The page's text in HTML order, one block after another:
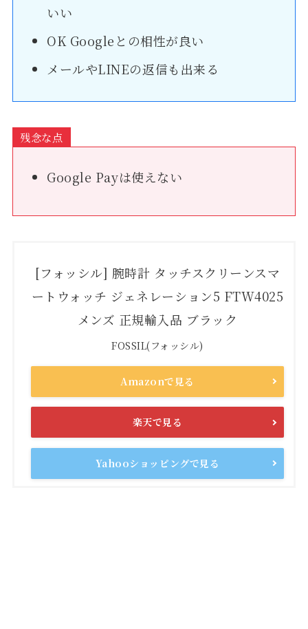
いい
OK Googleとの相性が良い
メールやLINEの返信も出来る
残念な点
Google Payは使えない
[フォッシル] 腕時計 タッチスクリーンスマ
ートウォッチ ジェネレーション5 FTW4025
メンズ 正規輸入品 ブラック
FOSSIL(フォッシル)
Amazonで見る
楽天で見る
Yahooショッピングで見る